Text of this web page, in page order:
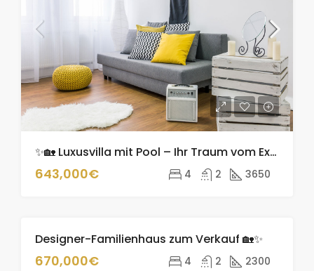
✨🏡 Luxusvilla mit Pool – Ihr Traum vom Exklusiven Wohnen! 🌟🌊
643,000€ 4 2 3650
ZU
Designer-Familienhaus zum Verkauf 🏡✨
670,000€ 4 2 2300